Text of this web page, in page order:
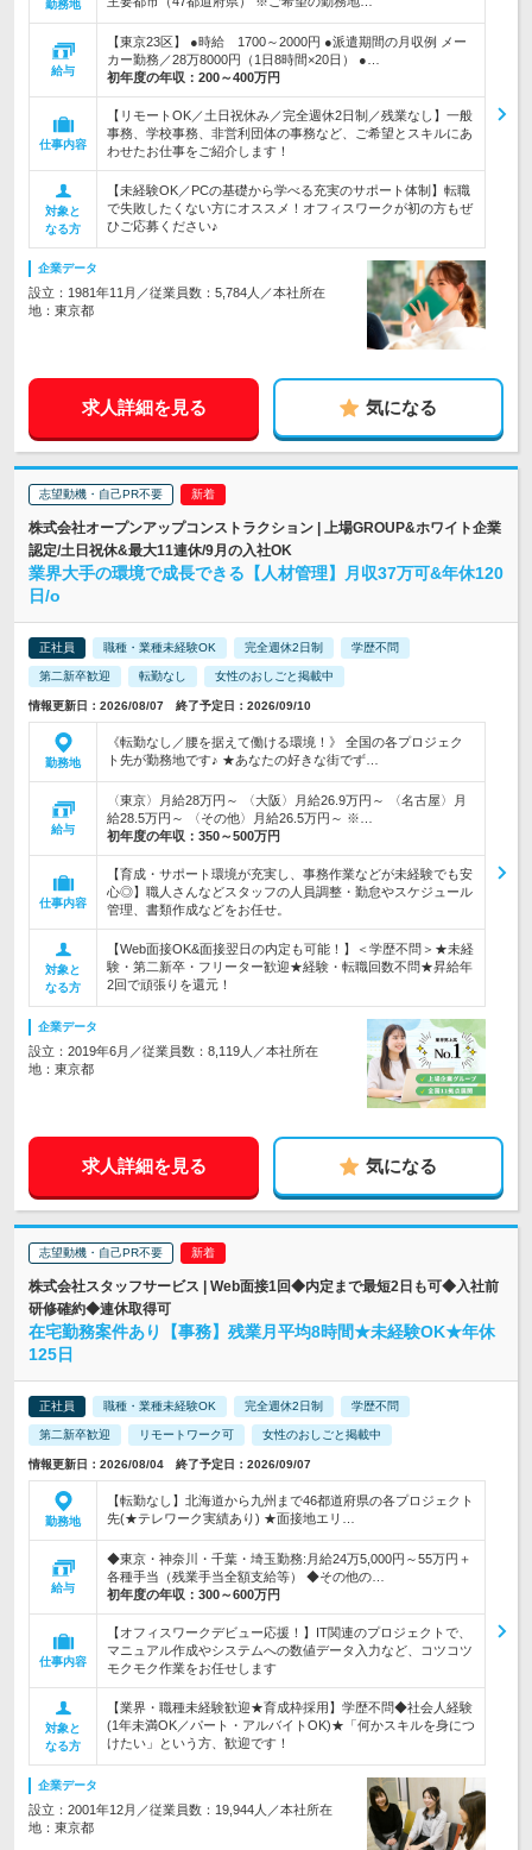
勤務地
給与
【東京23区】 ●時給 1700～2000円 ●派遣期間の月収例 メー
カー勤務／28万8000円（1日8時間×20日） ●…
初年度の年収： 200～400万円
仕事内容
【リモートOK／土日祝休み／完全週休2日制／残業なし】一般
事務、学校事務、非営利団体の事務など、ご希望とスキルにあ
わせたお仕事をご紹介します！
対象と
なる方
【未経験OK／PCの基礎から学べる充実のサポート体制】転職
で失敗したくない方にオススメ！オフィスワークが初の方もぜ
ひご応募ください♪
企業データ
設立：1981年11月／従業員数：5,784人／本社所在
地：東京都
求人詳細を見る 気になる
志望動機・自己PR不要
株式会社オープンアップコンストラクション | 上場GROUP&ホワイト企業
認定/土日祝休&最大11連休/9月の入社OK
業界大手の環境で成長できる【人材管理】月収37万可&年休120
日/o
正社員 職種・業種未経験OK 完全週休2日制 学歴不問
第二新卒歓迎 転勤なし 女性のおしごと掲載中
情報更新日：2026/08/07 終了予定日：2026/09/10
勤務地
《転勤なし／腰を据えて働ける環境！》 全国の各プロジェク
ト先が勤務地です♪ ★あなたの好きな街でず…
給与
〈東京〉月給28万円～ 〈大阪〉月給26.9万円～ 〈名古屋〉月
給28.5万円～ 〈その他〉月給26.5万円～ ※…
初年度の年収： 350～500万円
仕事内容
【育成・サポート環境が充実し、事務作業などが未経験でも安
心◎】職人さんなどスタッフの人員調整・勤怠やスケジュール
管理、書類作成などをお任せ。
対象と
なる方
【Web面接OK&面接翌日の内定も可能！】＜学歴不問＞★未経
験・第二新卒・フリーター歓迎★経験・転職回数不問★昇給年
2回で頑張りを還元！
企業データ
設立：2019年6月／従業員数：8,119人／本社所在
地：東京都
求人詳細を見る 気になる
志望動機・自己PR不要
株式会社スタッフサービス | Web面接1回◆内定まで最短2日も可◆入社前
研修確約◆連休取得可
在宅勤務案件あり【事務】残業月平均8時間★未経験OK★年休
125日
正社員 職種・業種未経験OK 完全週休2日制 学歴不問
第二新卒歓迎 リモートワーク可 女性のおしごと掲載中
情報更新日：2026/08/04 終了予定日：2026/09/07
勤務地
【転勤なし】北海道から九州まで46都道府県の各プロジェクト
先(★テレワーク実績あり) ★面接地エリ…
給与
◆東京・神奈川・千葉・埼玉勤務:月給24万5,000円～55万円＋
各種手当（残業手当全額支給等） ◆その他の…
初年度の年収： 300～600万円
仕事内容
【オフィスワークデビュー応援！】IT関連のプロジェクトで、
マニュアル作成やシステムへの数値データ入力など、コツコツ
モクモク作業をお任せします
対象と
なる方
【業界・職種未経験歓迎★育成枠採用】学歴不問◆社会人経験
(1年未満OK／パート・アルバイトOK)★「何かスキルを身につ
けたい」という方、歓迎です！
企業データ
設立：2001年12月／従業員数：19,944人／本社所在
地：東京都